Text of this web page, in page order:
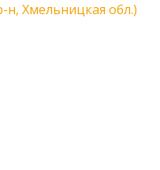
Хмельницкая обл.)